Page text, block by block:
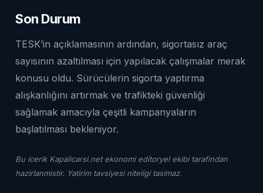
Son Durum
TESK’in açıklamasının ardından, sigortasız araç
sayısının azaltılması için yapılacak çalışmalar merak
konusu oldu. Sürücülerin sigorta yaptırma
alışkanlığını artırmak ve trafikteki güvenliği
sağlamak amacıyla çeşitli kampanyaların
başlatılması bekleniyor.
Bu icerik Kapalicarsi.net ekonomi editoryel ekibi tarafindan
hazirlanmistir. Yatirim tavsiyesi niteligi tasimaz.